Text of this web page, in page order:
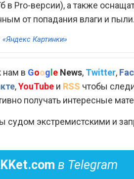
в Pro-версии), а также
от попадания влаги и
«Яндекс Картинки»
нам в Goog e News, Twitter,
,YouTube и RSS чтобы
получать интересные
судом экстремистскими и
в Telegram